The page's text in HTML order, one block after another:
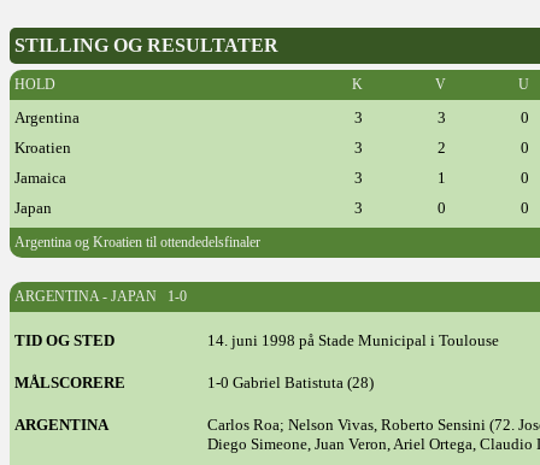
STILLING OG RESULTATER
HOLD K V U
Argentina 3 3
0
Kroatien
3 2
0
Jamaica
3 1
0
Japan
3 0 0
Argentina og Kroatien til ottendedelsfinaler
ARGENTINA - JAPAN 1-0
TID OG STED 14. juni 1998 på Stade Municipal i Toulouse
MÅLSCORERE 1-0 Gabriel Batistuta (28)
ARGENTINA
Carlos Roa; Nelson Vivas, Roberto Sensini (72.
Diego Simeone, Juan Veron, Ariel Ortega,